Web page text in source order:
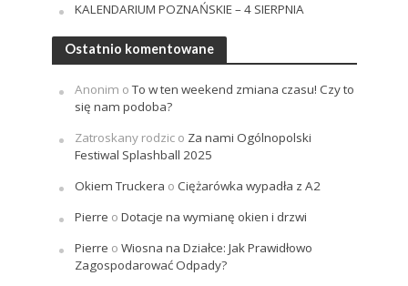
KALENDARIUM POZNAŃSKIE – 4 SIERPNIA
Ostatnio komentowane
Anonim oTo w ten weekend zmiana czasu! Czy to
się nam podoba?
Zatroskany rodzico Za nami Ogólnopolski
Festiwal Splashball 2025
Okiem Truckera o Ciężarówka wypadła z A2
Pierre o Dotacje na wymianę okien i drzwi
Pierre o Wiosna na Działce: Jak Prawidłowo
Zagospodarować Odpady?